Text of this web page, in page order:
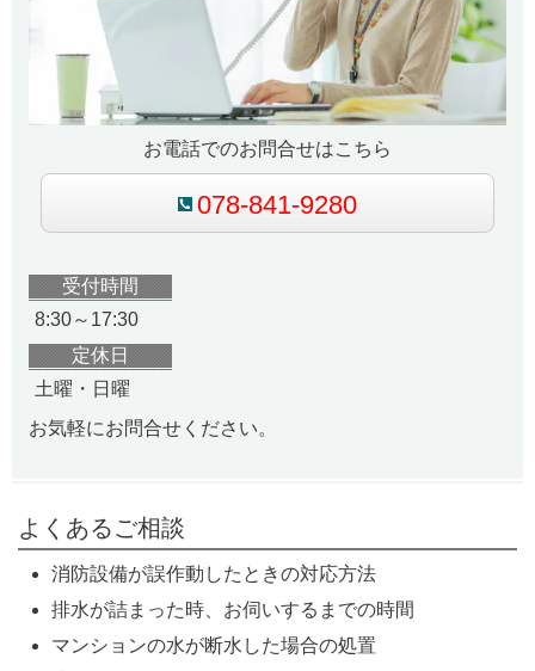
お電話でのお問合せはこちら
078-841-9280
受付時間
8:30～17:30
定休日
土曜・日曜
お気軽にお問合せください。
よくあるご相談
消防設備が誤作動したときの対応方法
排水が詰まった時、お伺いするまでの時間
マンションの水が断水した場合の処置